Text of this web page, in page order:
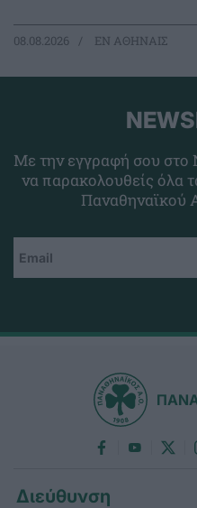
08.08.2026 EΝ ΑΘΗΝΑΙΣ
Με την εγγραφή σου στο
να παρακολουθείς όλα
Παναθηναϊκού
Διεύθυνση